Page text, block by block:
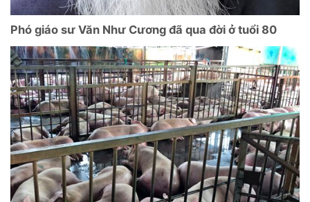
Phó giáo sư Văn Như Cương đã qua đời ở tuổi 80